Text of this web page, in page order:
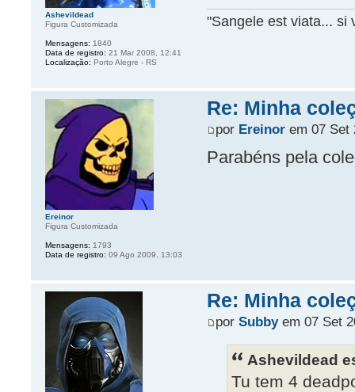
"Sangele est viata... si
Ashevildead
Figura Customizada
Mensagens: 1840
Data de registro: 21 Mar 2008, 12:41
Localização: Porto Alegre - RS
Re: Minha
por Ereinorem 07 Set
Parabéns pela
Ereinor
Figura Customizada
Mensagens: 1793
Data de registro: 09 Ago 2009, 13:03
Re: Minha
por Subbyem 07 Set
Ashevildead
Tu tem 4